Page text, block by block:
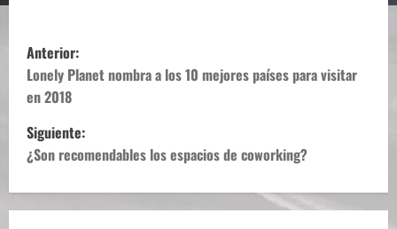
N
a
v
e
g
Anterior:
Lonely Planet nombra a los 10 mejores países para visitar
en 2018
Siguiente:
¿Son recomendables los espacios de coworking?